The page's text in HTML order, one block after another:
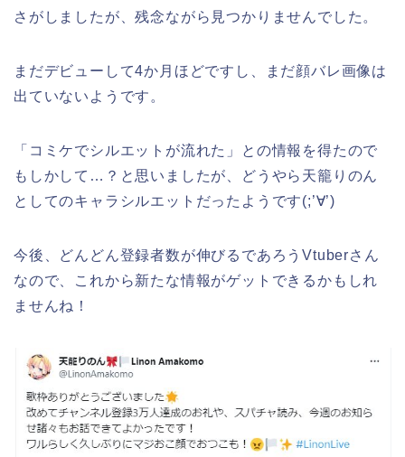
さがしましたが、残念ながら見つかりませんでした。
まだデビューして4か月ほどですし、まだ顔バレ画像は
出ていないようです。
「コミケでシルエットが流れた」との情報を得たので
もしかして…？と思いましたが、どうやら天籠りのん
としてのキャラシルエットだったようです(;’∀’)
今後、どんどん登録者数が伸びるであろうVtuberさん
なので、これから新たな情報がゲットできるかもしれ
ませんね！